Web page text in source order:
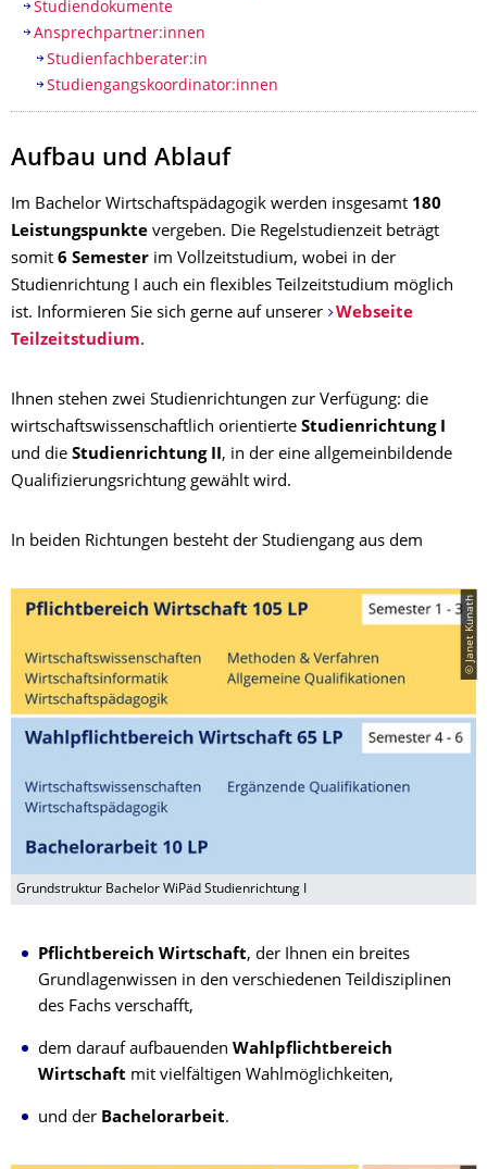
Studiendokumente
Ansprechpartner:innen
Studienfachberater:in
Studiengangskoordinator:innen
Aufbau und Ablauf
Im Bachelor Wirtschaftspädagogik werden insgesamt 180
Leistungspunkte vergeben. Die Regelstudienzeit beträgt
somit 6 Semester im Vollzeitstudium, wobei in der
Studienrichtung I auch ein flexibles Teilzeitstudium möglich
ist. Informieren Sie sich gerne auf unserer
Webseite
Teilzeitstudium.
Ihnen stehen zwei Studienrichtungen zur Verfügung: die
wirtschaftswissenschaftlich orientierte Studienrichtung I
und die Studienrichtung II, in der eine allgemeinbildende
Qualifizierungsrichtung gewählt wird.
In beiden Richtungen besteht der Studiengang aus dem
© Janet Kunath
Grundstruktur Bachelor WiPäd Studienrichtung I
Pflichtbereich Wirtschaft, der Ihnen ein breites
Grundlagenwissen in den verschiedenen Teildisziplinen
des Fachs verschafft,
dem darauf aufbauenden Wahlpflichtbereich
Wirtschaft mit vielfältigen Wahlmöglichkeiten,
und der Bachelorarbeit.